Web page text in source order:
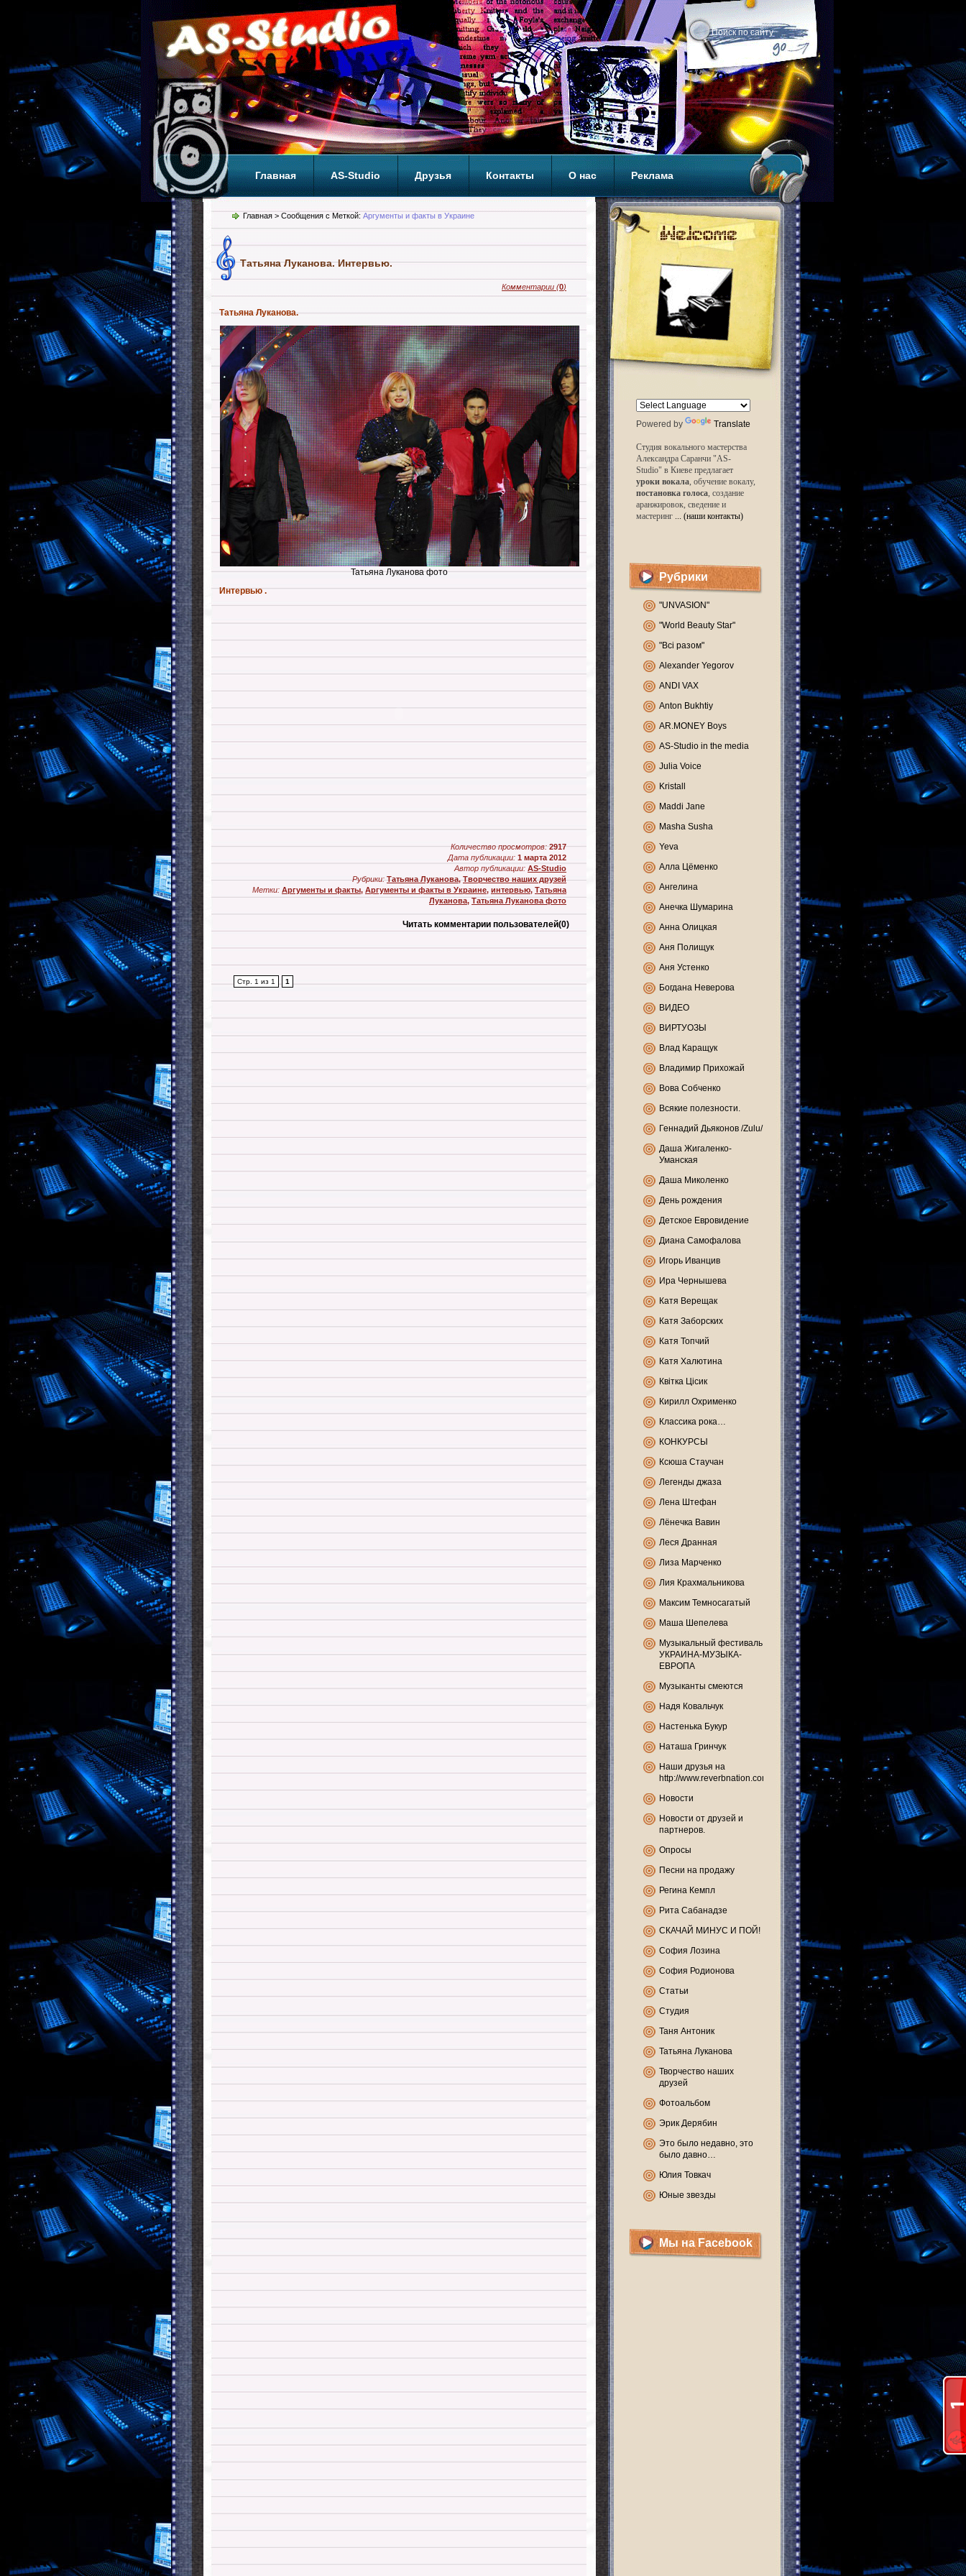
Главная AS-Studio Друзья Контакты О нас Реклама
Теги ТОП
Powered by Translate
Студия вокального мастерства
Александра Саранчи "AS-
Studio" в Киеве предлагает
уроки вокала, обучение вокалу,
постановка голоса, создание
аранжировок, сведение и
мастеринг ... (наши контакты)
Рубрики
"UNVASION"
"World Beauty Star"
"Всі разом"
Alexander Yegorov
ANDI VAX
Anton Bukhtiy
AR.MONEY Boys
AS-Studio in the media
Julia Voice
Kristall
Maddi Jane
Masha Susha
Yeva
Алла Цёменко
Ангелина
Анечка Шумарина
Анна Олицкая
Аня Полищук
Аня Устенко
Богдана Неверова
ВИДЕО
ВИРТУОЗЫ
Влад Каращук
Владимир Прихожай
Вова Собченко
Всякие полезности.
Геннадий Дьяконов /Zulu/
Даша Жигаленко-
Уманская
Даша Миколенко
День рождения
Детское Евровидение
Диана Самофалова
Игорь Иванцив
Ира Чернышева
Катя Верещак
Катя Заборских
Катя Топчий
Катя Халютина
Квітка Цісик
Кирилл Охрименко
Классика рока…
КОНКУРСЫ
Ксюша Стаучан
Легенды джаза
Лена Штефан
Лёнечка Вавин
Леся Дранная
Лиза Марченко
Лия Крахмальникова
Максим Темносагатый
Маша Шепелева
Музыкальный фестиваль
УКРАИНА-МУЗЫКА-
ЕВРОПА
Музыканты смеются
Надя Ковальчук
Настенька Букур
Наташа Гринчук
Наши друзья на
http://www.reverbnation.com
Новости
Новости от друзей и
партнеров.
Опросы
Песни на продажу
Регина Кемпл
Рита Сабанадзе
СКАЧАЙ МИНУС И ПОЙ!
София Лозина
София Родионова
Статьи
Студия
Таня Антоник
Татьяна Луканова
Творчество наших
друзей
Фотоальбом
Эрик Дерябин
Это было недавно, это
было давно…
Юлия Товкач
Юные звезды
Мы на Facebook
Главная > Сообщения с Меткой: Аргументы и факты в Украине
Татьяна Луканова. Интервью.
Комментарии (0)
Татьяна Луканова.
Татьяна Луканова фото
Интервью .
Количество просмотров: 2917
Дата публикации: 1 марта 2012
Автор публикации: AS-Studio
Рубрики: Татьяна Луканова,Творчество наших друзей
Метки: Аргументы и факты, Аргументы и факты в Украине, интервью, Татьяна
Луканова,Татьяна Луканова фото
Читать комментарии пользователей(0)
Стр. 1 из 1 1